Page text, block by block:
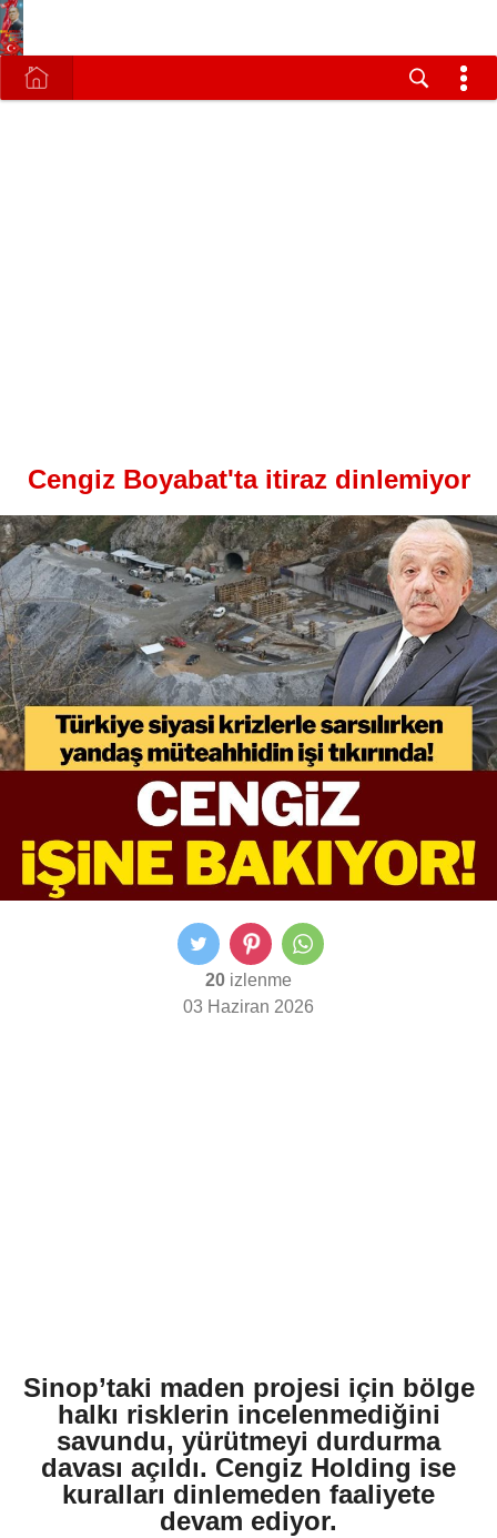
Cengiz Boyabat'ta itiraz dinlemiyor
20 izlenme
03 Haziran 2026
Sinop’taki maden projesi için bölge
halkı risklerin incelenmediğini
savundu, yürütmeyi durdurma
davası açıldı. Cengiz Holding ise
kuralları dinlemeden faaliyete
devam ediyor.